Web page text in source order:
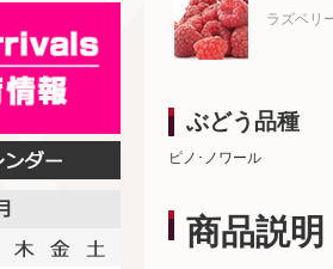
ラズベリ
ぶどう品種
ピノ･ノワール
商品説明